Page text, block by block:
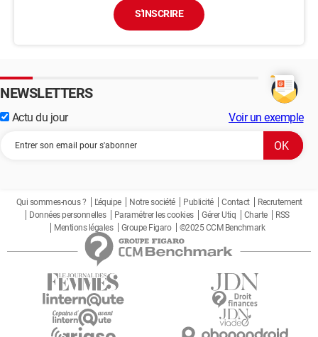
S'INSCRIRE
NEWSLETTERS
Actu du jour Voir un exemple
Qui sommes-nous ? L'équipe Notre société Publicité Contact
Recrutement
Données personnelles
Paramétrer les cookies Gérer Utiq Charte
RSS
Mentions légales
Groupe Figaro ©2025 CCM Benchmark